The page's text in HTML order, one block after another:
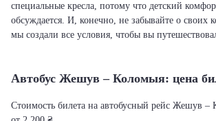
специальные кресла, потому что детский
обсуждается. И, конечно, не забывайте о своих
мы создали все условия, чтобы вы
Автобус Жешув – Коломыя: цена
Стоимость билета на автобусный рейс Жешув –